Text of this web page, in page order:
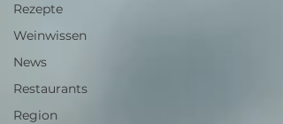
Rezepte
Weinwissen
News
Restaurants
Region